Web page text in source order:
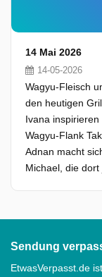
14 Mai 2026
14-05-2026
Wagyu-Fleisch
den heutigen
Ivana
Wagyu-Flank
Adnan macht
Michael, die dort
Sendung
EtwasVerpasst.de